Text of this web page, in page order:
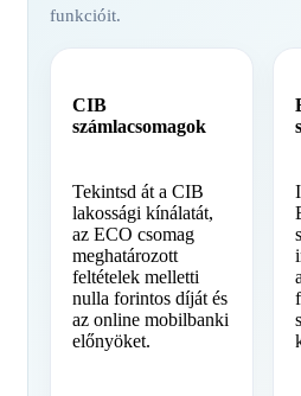
funkcióit.
CIB
számlacsomagok
Tekintsd át a CIB
lakossági kínálatát,
az ECO csomag
meghatározott
feltételek melletti
nulla forintos díját és
az online mobilbanki
előnyöket.